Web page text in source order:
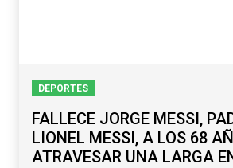
DEPORTES
FALLECE JORGE MESSI,
LIONEL MESSI, A LOS 68
ATRAVESAR UNA LARGA